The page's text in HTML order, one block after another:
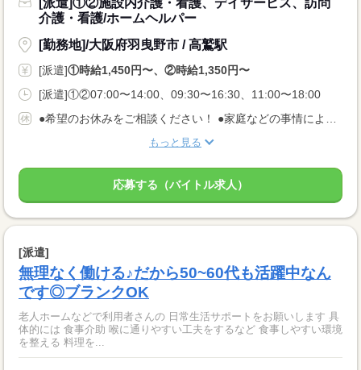
[派遣]①②施設内介護・看護、デイサービス、訪問
介護・看護/ホームヘルパー
[勤務地]/大阪府羽曳野市 / 高鷲駅
[派遣]①時給1,450円〜、②時給1,350円〜
[派遣]①②07:00〜14:00、09:30〜16:30、11:00〜18:00
●希望のお休みをご相談ください！ ●家庭などの事情によるお休み調整OK 「土日休み」「扶養内」など 希望に合わせてお仕事をご紹介します。
もっと見る
応募する（バイトル求人）
[派遣]
無理なく働ける♪だから50~60代も活躍中なん
です◎ブランクOK
老人ホームなどで利用者さんの 日常生活サポートをお願いします 具
体的には 食事介助 喉に通りやすい工夫をするなど 食事しやすい環境
を整える 料理を...